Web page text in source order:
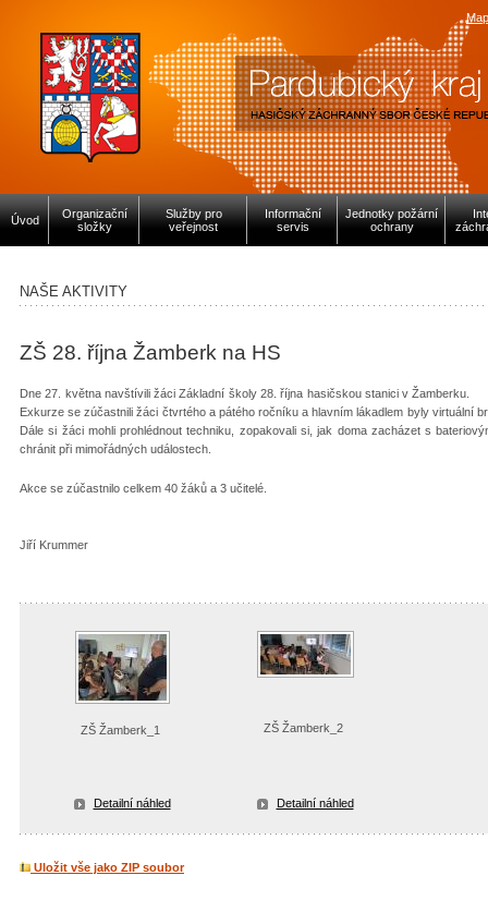
Úvod
Organizační
složky
Služby pro
veřejnost
Informační
servis
Jednotky požární
ochrany
NAŠE AKTIVITY
ZŠ 28. října Žamberk na HS
Dne 27. května navštívili žáci Základní školy 28.
Exkurze se zúčastnili žáci čtvrtého a pátého ročníku a hlavním lákadlem byly
Dále si žáci mohli prohlédnout techniku, zopakovali si, jak doma zacházet s
chránit při mimořádných událostech.
Akce se zúčastnilo celkem 40 žáků a 3 učitelé.
Jiří Krummer
ZŠ Žamberk_1
Detailní náhled
ZŠ Žamberk_2
Detailní náhled
Uložit vše jako ZIP soubor